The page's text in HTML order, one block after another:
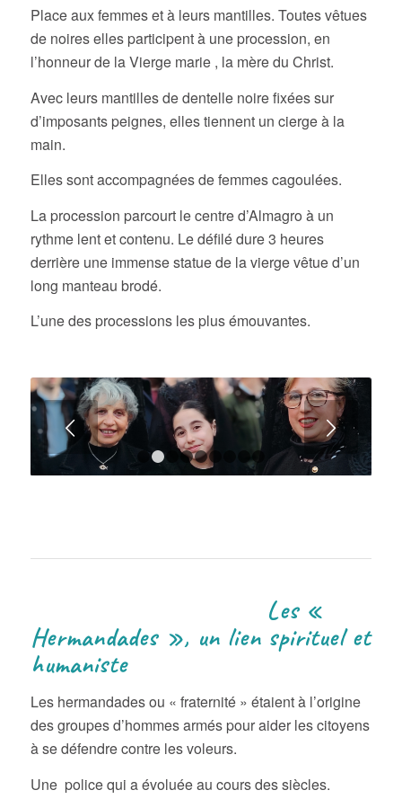
Place aux femmes et à leurs mantilles. Toutes vêtues
de noires elles participent à une procession, en
l’honneur de la Vierge marie , la mère du Christ.
Avec leurs mantilles de dentelle noire fixées sur
d’imposants peignes, elles tiennent un cierge à la
main.
Elles sont accompagnées de femmes cagoulées.
La procession parcourt le centre d’Almagro à un
rythme lent et contenu. Le défilé dure 3 heures
derrière une immense statue de la vierge vêtue d’un
long manteau brodé.
L’une des processions les plus émouvantes.
Suivant
2 3 4 6 9
Les «
Hermandades », un lien spirituel et
humaniste
Les hermandades ou « fraternité » étaient à l’origine
des groupes d’hommes armés pour aider les citoyens
à se défendre contre les voleurs.
Une police qui a évoluée au cours des siècles.